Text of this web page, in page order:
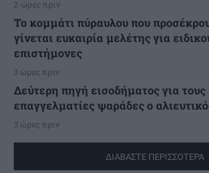
2 ώρες πριν
Το κομμάτι πύραυλου που
γίνεται ευκαιρία μελέτης για
επιστήμονες
3 ώρες πριν
Δεύτερη πηγή εισοδήματος για τους
επαγγελματίες ψαράδες ο
3 ώρες πριν
ΔΙΑΒΑΣΤΕ ΠΕΡΙΣΣΟΤΕΡΑ